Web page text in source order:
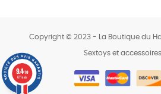
Copyright © 2023 - La Boutique du
Sextoys et accessoires
0
9.4/10
611 avis